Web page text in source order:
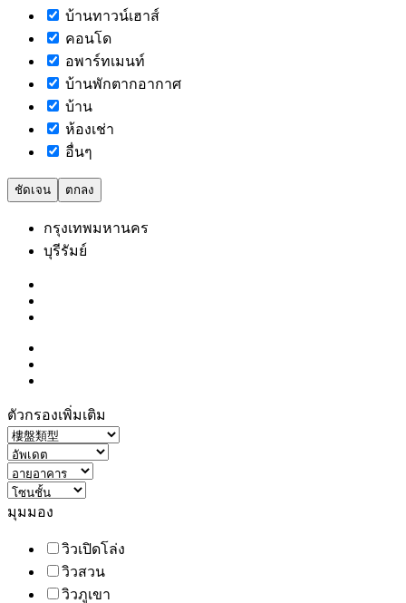
บ้านทาวน์เฮาส์
คอนโด
อพาร์ทเมนท์
บ้านพักตากอากาศ
บ้าน
ห้องเช่า
อื่นๆ
ชัดเจน ตกลง
กรุงเทพมหานคร
บุรีรัมย์
ตัวกรองเพิ่มเติม
มุมมอง
วิวเปิดโล่ง
วิวสวน
วิวภูเขา